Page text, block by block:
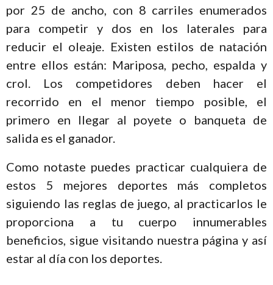
por 25 de ancho, con 8 carriles enumerados
para competir y dos en los laterales para
reducir el oleaje. Existen estilos de natación
entre ellos están: Mariposa, pecho, espalda y
crol. Los competidores deben hacer el
recorrido en el menor tiempo posible, el
primero en llegar al poyete o banqueta de
salida es el ganador.
Como notaste puedes practicar cualquiera de
estos 5 mejores deportes más completos
siguiendo las reglas de juego, al practicarlos le
proporciona a tu cuerpo innumerables
beneficios, sigue visitando nuestra página y así
estar al día con los deportes.